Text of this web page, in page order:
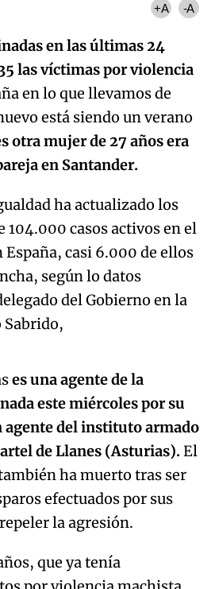
+A -A
en las últimas 24
las víctimas por violencia
en lo que llevamos de
está siendo un verano
otra mujer de 27 años era
en Santander.
ha actualizado los
104.000 casos activos en el
España, casi 6.000 de ellos
según lo datos
del Gobierno en la
Sabrido,
salió mal.
Try again
es una agente de la
este miércoles por su
agente del instituto armado
de Llanes (Asturias).El
ha muerto tras ser
efectuados por sus
la agresión.
que ya tenía